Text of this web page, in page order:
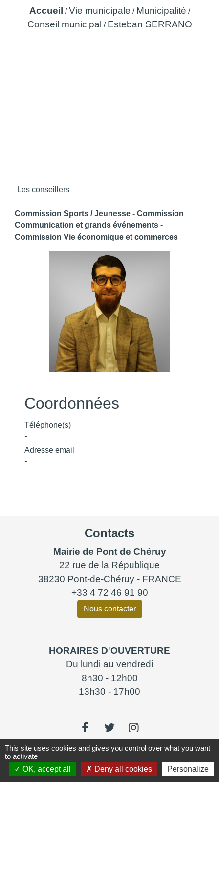
Accueil /Vie municipale / Municipalité /
Conseil municipal / Esteban SERRANO
Les conseillers
Commission Sports / Jeunesse - Commission
Communication et grands événements -
Commission Vie économique et commerces
Coordonnées
Téléphone(s)
-
Adresse email
-
Contacts
Mairie de Pont de Chéruy
22 rue de la République
38230 Pont-de-Chéruy - FRANCE
+33 4 72 46 91 90
Nous contacter
HORAIRES D'OUVERTURE
Du lundi au vendredi
8h30 - 12h00
13h30 - 17h00
Liens
This site uses cookies and gives you control over what you want
to activate
OK, accept all
Deny all cookies Personalize